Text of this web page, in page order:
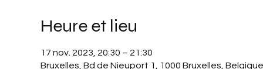
Heure et lieu
17 nov. 2023, 20:30 – 21:30
Bruxelles, Bd de Nieuport 1, 1000 Bruxelles, Belgique